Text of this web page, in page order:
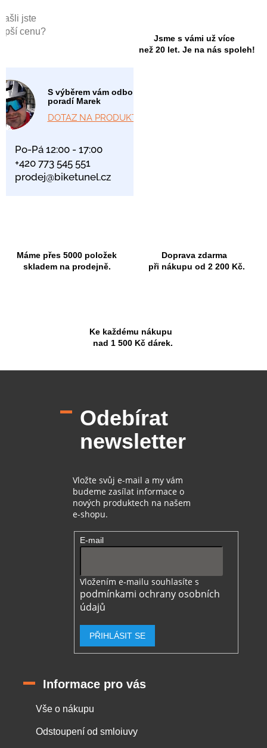
jste
cenu?
S výběrem vám odborně
poradí Marek
DOTAZ NA PRODUKT
Po-Pá 12:00 - 17:00
+420 773 545 551
prodej@biketunel.cz
Jsme s vámi už více
než 20 let. Je na nás spoleh!
Máme přes 5000 položek
skladem na prodejně.
Doprava zdarma
při nákupu od 2 200 Kč.
Ke každému nákupu
nad 1 500 Kč dárek.
Odebírat
newsletter
Vložte svůj e-mail a my vám
budeme zasílat informace o
nových produktech na našem
e-shopu.
E-mail
Vložením e-mailu souhlasíte s
podmínkami ochrany osobních
údajů
PŘIHLÁSIT SE
Informace pro vás
Vše o nákupu
Odstoupení od smloiuvy